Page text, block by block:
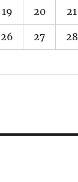
19 20 21
26 27 28